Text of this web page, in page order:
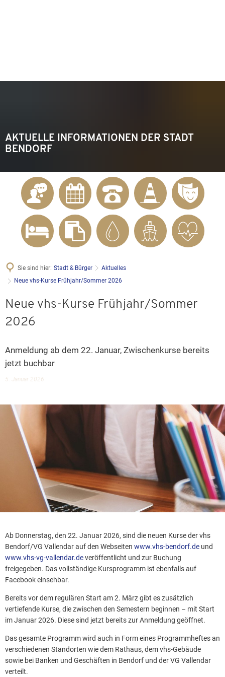
AKTUELLE INFORMATIONEN DER STADT
BENDORF
Sie sind hier: Stadt & Bürger
Aktuelles
Neue vhs-Kurse Frühjahr/Sommer 2026
Neue vhs-Kurse Frühjahr/Sommer
2026
Anmeldung ab dem 22. Januar, Zwischenkurse bereits
jetzt buchbar
5. Januar 2026
Ab Donnerstag, den 22. Januar 2026, sind die neuen Kurse der vhs
Bendorf/VG Vallendar auf den Webseiten www.vhs-bendorf.de und
www.vhs-vg-vallendar.deveröffentlicht und zur Buchung
freigegeben. Das vollständige Kursprogramm ist ebenfalls auf
Facebook einsehbar.
Bereits vor dem regulären Start am 2. März gibt es zusätzlich
vertiefende Kurse, die zwischen den Semestern beginnen – mit Start
im Januar 2026. Diese sind jetzt bereits zur Anmeldung geöffnet.
Das gesamte Programm wird auch in Form eines Programmheftes an
verschiedenen Standorten wie dem Rathaus, dem vhs-Gebäude
sowie bei Banken und Geschäften in Bendorf und der VG Vallendar
verteilt.